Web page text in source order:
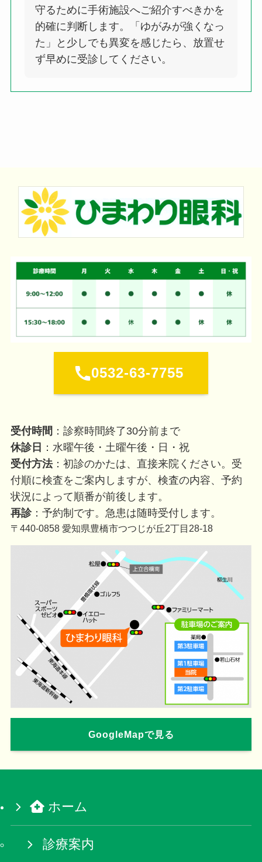
守るために手術施設へご紹介すべきかを
的確に判断します。「ゆがみが強くなっ
た」と少しでも異変を感じたら、放置せ
ず早めに受診してください。
0532-63-7755
受付時間 ：診察時間終了30分前まで
休診日 ：水曜午後・土曜午後・日・祝
受付方法：初診のかたは、直接来院ください。受
付順に検査をご案内しますが、検査の内容、予約
状況によって順番が前後します。
再診：予約制です。急患は随時受付します。
〒440-0858 愛知県豊橋市つつじが丘2丁目28-18
GoogleMapで見る
ホーム
診療案内